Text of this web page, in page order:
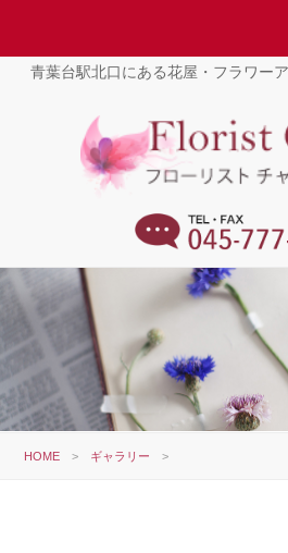
青葉台駅北口にある花屋・フラワー
HOME > ギャラリー >